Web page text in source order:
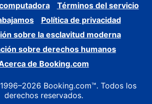
Términos del servicio
Política de privacidad
sobre la esclavitud moderna
sobre derechos humanos
de Booking.com
Booking.com™. Todos los
derechos reservados.